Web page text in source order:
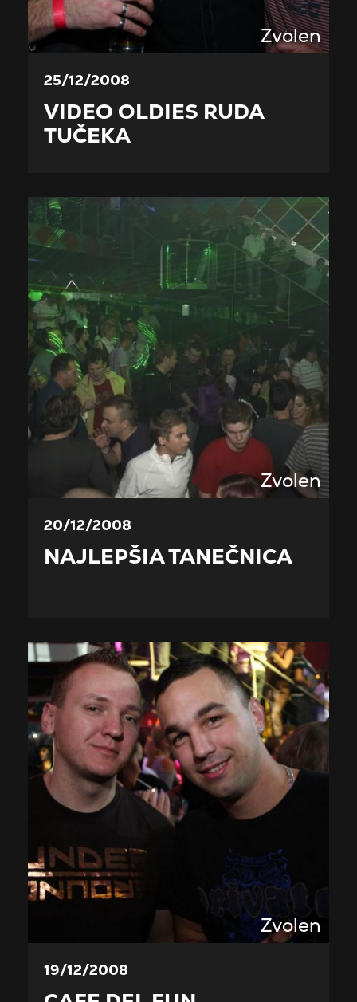
Zvolen
25/12/2008
VIDEO OLDIES RUDA
TUČEKA
Zvolen
20/12/2008
NAJLEPŠIA TANEČNICA
Zvolen
19/12/2008